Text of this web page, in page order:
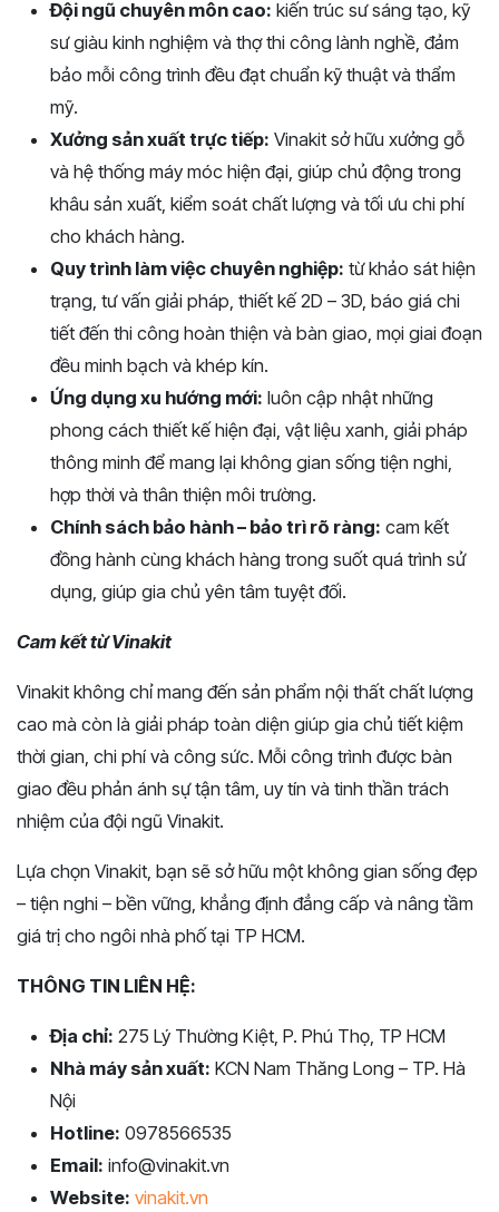
Đội ngũ chuyên môn cao: kiến trúc sư sáng tạo, kỹ
sư giàu kinh nghiệm và thợ thi công lành nghề, đảm
bảo mỗi công trình đều đạt chuẩn kỹ thuật và thẩm
mỹ.
Xưởng sản xuất trực tiếp: Vinakit sở hữu xưởng gỗ
và hệ thống máy móc hiện đại, giúp chủ động trong
khâu sản xuất, kiểm soát chất lượng và tối ưu chi phí
cho khách hàng.
Quy trình làm việc chuyên nghiệp: từ khảo sát hiện
trạng, tư vấn giải pháp, thiết kế 2D – 3D, báo giá chi
tiết đến thi công hoàn thiện và bàn giao, mọi giai đoạn
đều minh bạch và khép kín.
Ứng dụng xu hướng mới: luôn cập nhật những
phong cách thiết kế hiện đại, vật liệu xanh, giải pháp
thông minh để mang lại không gian sống tiện nghi,
hợp thời và thân thiện môi trường.
Chính sách bảo hành – bảo trì rõ ràng: cam kết
đồng hành cùng khách hàng trong suốt quá trình sử
dụng, giúp gia chủ yên tâm tuyệt đối.
Cam kết từ Vinakit
Vinakit không chỉ mang đến sản phẩm nội thất chất lượng
cao mà còn là giải pháp toàn diện giúp gia chủ tiết kiệm
thời gian, chi phí và công sức. Mỗi công trình được bàn
giao đều phản ánh sự tận tâm, uy tín và tinh thần trách
nhiệm của đội ngũ Vinakit.
Lựa chọn Vinakit, bạn sẽ sở hữu một không gian sống đẹp
– tiện nghi – bền vững, khẳng định đẳng cấp và nâng tầm
giá trị cho ngôi nhà phố tại TP HCM.
THÔNG TIN LIÊN HỆ:
Địa chỉ: 275 Lý Thường Kiệt, P. Phú Thọ, TP HCM
Nhà máy sản xuất: KCN Nam Thăng Long – TP. Hà
Nội
Hotline: 0978566535
Email: info@vinakit.vn
Website: vinakit.vn